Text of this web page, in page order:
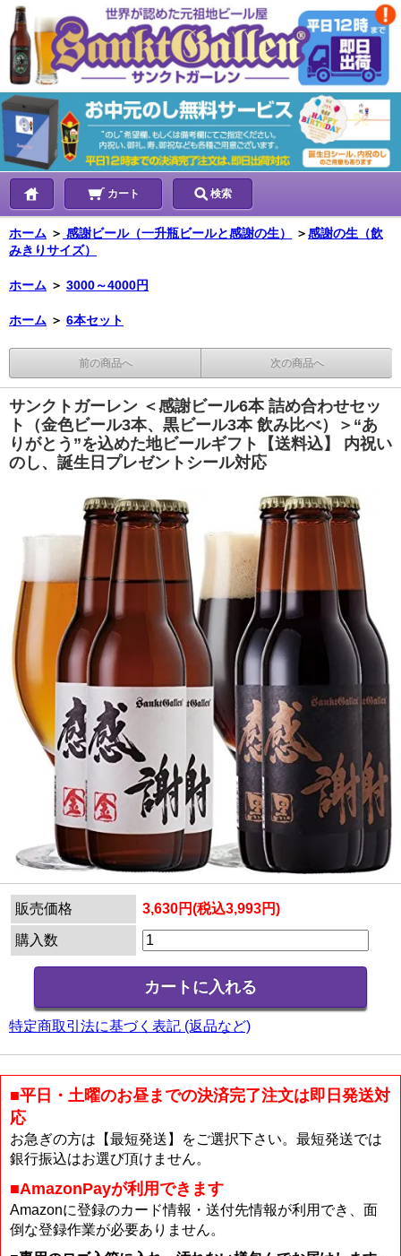
カート 検索
ホーム ＞ 感謝ビール（一升瓶ビールと感謝の生） ＞感謝の生（飲
みきりサイズ）
ホーム ＞ 3000～4000円
ホーム ＞ 6本セット
前の商品へ 次の商品へ
サンクトガーレン ＜感謝ビール6本 詰め合わせセッ
ト（金色ビール3本、黒ビール3本 飲み比べ）＞“あ
りがとう”を込めた地ビールギフト【送料込】 内祝い
のし、誕生日プレゼントシール対応
販売価格 3,630円(税込3,993円)
購入数
特定商取引法に基づく表記 (返品など)
■平日・土曜のお昼までの決済完了注文は即日発送対
応
お急ぎの方は【最短発送】をご選択下さい。最短発送では
銀行振込はお選び頂けません。
■AmazonPayが利用できます
Amazonに登録のカード情報・送付先情報が利用でき、面
倒な登録作業が必要ありません。